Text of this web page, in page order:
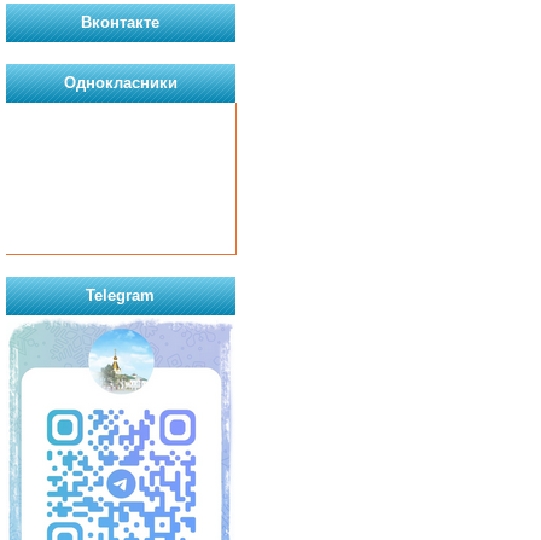
Вконтакте
Однокласники
Telegram